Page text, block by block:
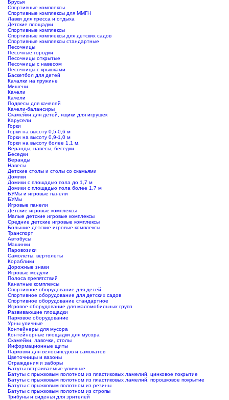
Брусья
Спортивные комплексы
Спортивные комплексы для ММГН
Лавки для пресса и отдыха
Детские площадки
Спортивные комплексы
Спортивные комплексы для детских садов
Спортивные комплексы стандартные
Песочницы
Песочные городки
Песочницы открытые
Песочницы с навесом
Песочницы с крышками
Баскетбол для детей
Качалки на пружине
Мишени
Качели
Качели
Подвесы для качелей
Качели-балансиры
Скамейки для детей, ящики для игрушек
Карусели
Горки
Горки на высоту 0,5-0,6 м
Горки на высоту 0,9-1,0 м
Горки на высоту более 1,1 м.
Веранды, навесы, беседки
Беседки
Веранды
Навесы
Детские столы и столы со скамьями
Домики
Домики с площадью пола до 1,7 м
Домики с площадью пола более 1,7 м
БУМы и игровые панели
БУМы
Игровые панели
Детские игровые комплексы
Малые детские игровые комплексы
Средние детские игровые комплексы
Большие детские игровые комплексы
Транспорт
Автобусы
Машинки
Паровозики
Самолеты, вертолеты
Кораблики
Дорожные знаки
Игровые модули
Полоса препятствий
Канатные комплексы
Спортивное оборудование для детей
Спортивное оборудование для детских садов
Спортивное оборудование стандартное
Игровое оборудование для маломобильных групп
Развивающие площадки
Парковое оборудование
Урны уличные
Контейнеры для мусора
Контейнерные площадки для мусора
Скамейки, лавочки, столы
Информационные щиты
Парковки для велосипедов и самокатов
Цветочницы и вазоны
Ограждения и заборы
Батуты встраиваемые уличные
Батуты с прыжковым полотном из пластиковых ламелий, цинковое покрытие
Батуты с прыжковым полотном из пластиковых ламелий, порошковое покрытие
Батуты с прыжковым полотном из резины
Батуты с прыжковым полотном из стропы
Трибуны и сиденья для зрителей